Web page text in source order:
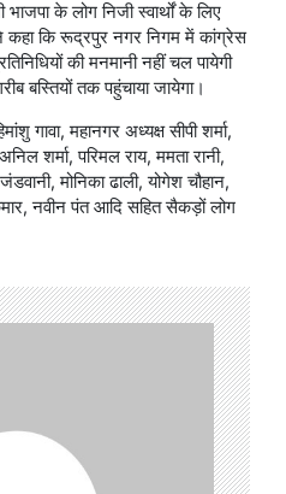
के लोग निजी स्वार्थों के लिए
कहा कि रूद्रपुर नगर निगम में कांग्रेस
की मनमानी नहीं चल पायेगी
बस्तियों तक पहुंचाया जायेगा।
गावा, महानगर अध्यक्ष सीपी शर्मा,
शर्मा, परिमल राय, ममता रानी,
मोनिका ढाली, योगेश चौहान,
नवीन पंत आदि सहित सैकड़ों लोग